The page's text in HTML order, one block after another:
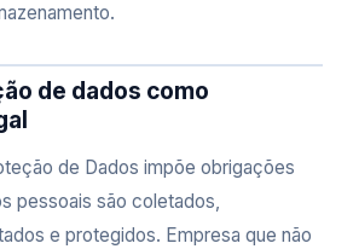
de dados como
de Dados impõe obrigações
pessoais são coletados,
e protegidos. Empresa que não